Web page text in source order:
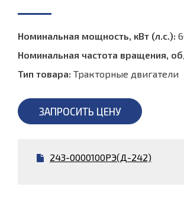
Номинальная мощность, кВт (л.с.):
Номинальная частота вращения,
Тип товара: Тракторные двигатели
ЗАПРОСИТЬ ЦЕНУ
243-0000100РЭ(Д-242)